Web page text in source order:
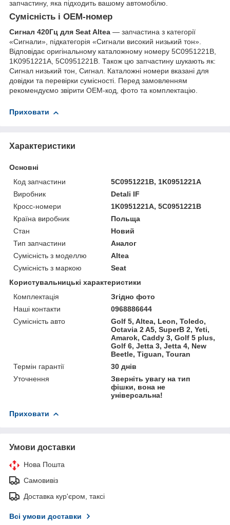
запчастину, яка підходить вашому автомобілю.
Сумісність і OEM-номер
Сигнал 420Гц для Seat Altea — запчастина з категорії
«Сигнали», підкатегорія «Сигнали високий низький тон».
Відповідає оригінальному каталожному номеру 5C0951221B,
1K0951221A, 5C0951221B. Також цю запчастину шукають як:
Сигнал низький тон, Сигнал. Каталожні номери вказані для
довідки та перевірки сумісності. Перед замовленням
рекомендуємо звірити OEM-код, фото та комплектацію.
Приховати
Характеристики
Основні
Код запчастини
5C0951221B, 1K0951221A
Виробник
Detali IF
Кросс-номери
1K0951221A, 5C0951221B
Країна виробник
Польща
Стан
Новий
Тип запчастини
Аналог
Сумісність з моделлю
Altea
Сумісність з маркою
Seat
Користувальницькі характеристики
Комплектація
Згідно фото
Наші контакти
0968886644
Сумісність авто
Golf 5, Altea, Leon, Toledo,
Octavia 2 A5, SuperB 2, Yeti,
Amarok, Caddy 3, Golf 5 plus,
Golf 6, Jetta 3, Jetta 4, New
Beetle, Tiguan, Touran
Термін гарантії
30 днів
Уточнення
Зверніть увагу на тип
фішки, вона не
універсальна!
Приховати
Умови доставки
Нова Пошта
Самовивіз
Доставка кур'єром, таксі
Всі умови доставки